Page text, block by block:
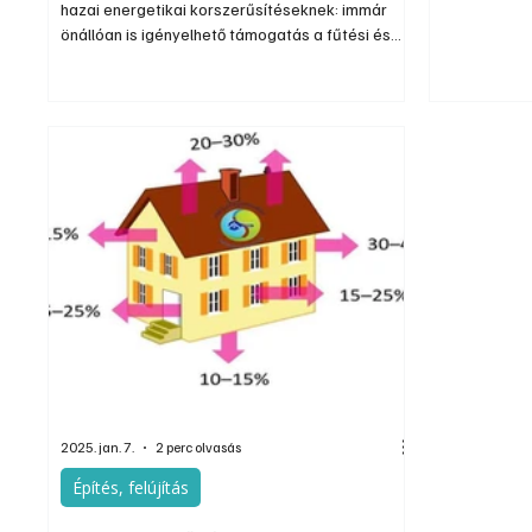
hazai energetikai korszerűsítéseknek: immár
önállóan is igényelhető támogatás a fűtési és
pályázik, hiszen ezzel jelentős energiaveszteség
Építés, felújítás
2025. jan. 7. 2 perc olvasás